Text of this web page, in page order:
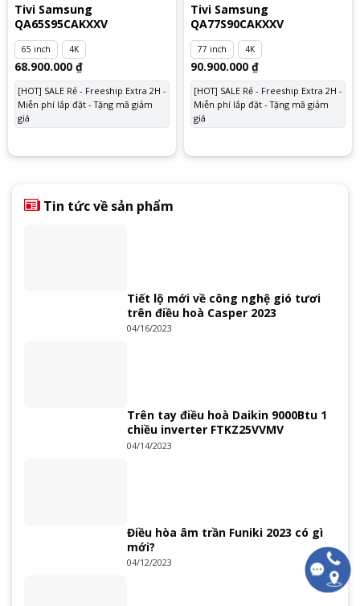
Tivi Samsung
QA65S95CAKXXV
65 inch 4K
68.900.000 ₫
[HOT] SALE Rẻ - Freeship Extra 2H -
Miễn phí lắp đặt - Tặng mã giảm
giá
Tivi Samsung
QA77S90CAKXXV
77 inch 4K
90.900.000 ₫
[HOT] SALE Rẻ - Freeship Extra 2H -
Miễn phí lắp đặt - Tặng mã giảm
giá
Tin tức về sản phẩm
Tiết lộ mới về công nghệ gió tươi
trên điều hoà Casper 2023
04/16/2023
Trên tay điều hoà Daikin 9000Btu 1
chiều inverter FTKZ25VVMV
04/14/2023
Điều hòa âm trần Funiki 2023 có gì
mới?
04/12/2023